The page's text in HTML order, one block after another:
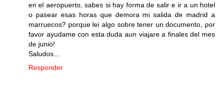
en el aeropuerto, sabes si hay forma de salir e ir a un hotel
o pasear esas horas que demora mi salida de madrid a
marruecos? porque lei algo sobre tener un documento, por
favor ayudame con esta duda aun viajare a finales del mes
de junio!
Saludos...
Responder